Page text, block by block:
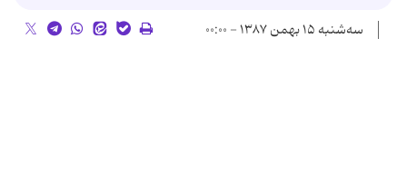
سه‌شنبه ۱۵ بهمن ۱۳۸۷ - ۰۰:۰۰